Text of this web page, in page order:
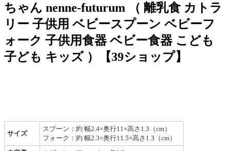
ちゃん nenne-futurum （ 離乳食 カトラ
リー 子供用 ベビースプーン ベビーフ
ォーク 子供用食器 ベビー食器 こども
子ども キッズ ）【39ショップ】
サイズ
スプーン：約 幅2.4×奥行11×高さ1.3（cm）
フォーク：約 幅2.3×奥行11.5×高さ1.3（cm）